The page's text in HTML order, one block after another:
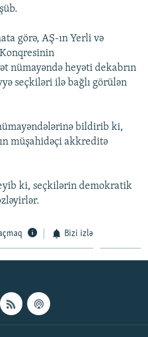
STANDARTLARIMIZ
görə, AŞ-ın Yerli və
nümayəndə heyəti dekabrın
seçkiləri ilə bağlı görülən
bildirib ki,
müşahidəçi akkreditə
ki, seçkilərin demokratik
Bizi izlə